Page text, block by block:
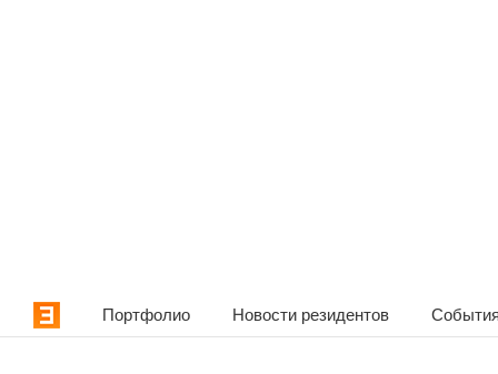
Портфолио Новости резидентов